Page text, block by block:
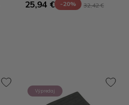
25,94 € -20% 32,42 €
Výpredaj